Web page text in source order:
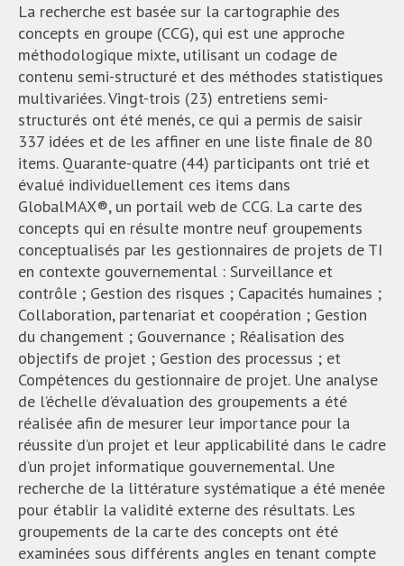
La recherche est basée sur la cartographie des
concepts en groupe (CCG), qui est une approche
méthodologique mixte, utilisant un codage de
contenu semi-structuré et des méthodes statistiques
multivariées. Vingt-trois (23) entretiens semi-
structurés ont été menés, ce qui a permis de saisir
337 idées et de les affiner en une liste finale de 80
items. Quarante-quatre (44) participants ont trié et
évalué individuellement ces items dans
GlobalMAX®, un portail web de CCG. La carte des
concepts qui en résulte montre neuf groupements
conceptualisés par les gestionnaires de projets de TI
en contexte gouvernemental : Surveillance et
contrôle ; Gestion des risques ; Capacités humaines ;
Collaboration, partenariat et coopération ; Gestion
du changement ; Gouvernance ; Réalisation des
objectifs de projet ; Gestion des processus ; et
Compétences du gestionnaire de projet. Une analyse
de l’échelle d’évaluation des groupements a été
réalisée afin de mesurer leur importance pour la
réussite d’un projet et leur applicabilité dans le cadre
d’un projet informatique gouvernemental. Une
recherche de la littérature systématique a été menée
pour établir la validité externe des résultats. Les
groupements de la carte des concepts ont été
examinées sous différents angles en tenant compte